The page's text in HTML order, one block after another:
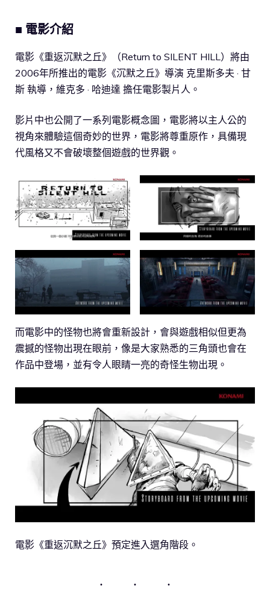
■ 電影介紹
電影《重返沉默之丘》（Return to SILENT HILL）將由
2006年所推出的電影《沉默之丘》導演 克里斯多夫 · 甘
斯 執導，維克多 · 哈迪達 擔任電影製片人。
影片中也公開了一系列電影概念圖，電影將以主人公的
視角來體驗這個奇妙的世界，電影將尊重原作，具備現
代風格又不會破壞整個遊戲的世界觀。
而電影中的怪物也將會重新設計，會與遊戲相似但更為
震撼的怪物出現在眼前，像是大家熟悉的三角頭也會在
作品中登場，並有令人眼睛一亮的奇怪生物出現。
電影《重返沉默之丘》預定進入選角階段。